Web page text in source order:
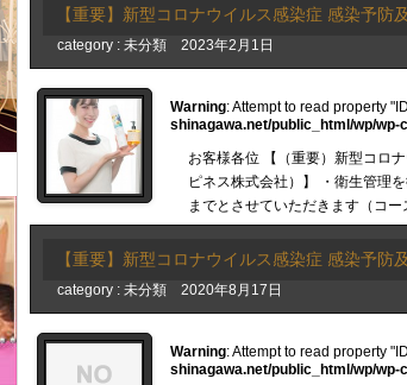
【重要】新型コロナウイルス感染症 感染予防
category : 未分類 2023年2月1日
Warning: Attempt to read property
shinagawa.net/public_html/wp/
お客様各位 【（重要）新型コロ
ピネス株式会社）】 ・衛生管理
までとさせていただきます（コ
【重要】新型コロナウイルス感染症 感染予防
category : 未分類 2020年8月17日
Warning: Attempt to read property
shinagawa.net/public_html/wp/